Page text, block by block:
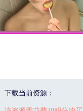
下载当前资源：